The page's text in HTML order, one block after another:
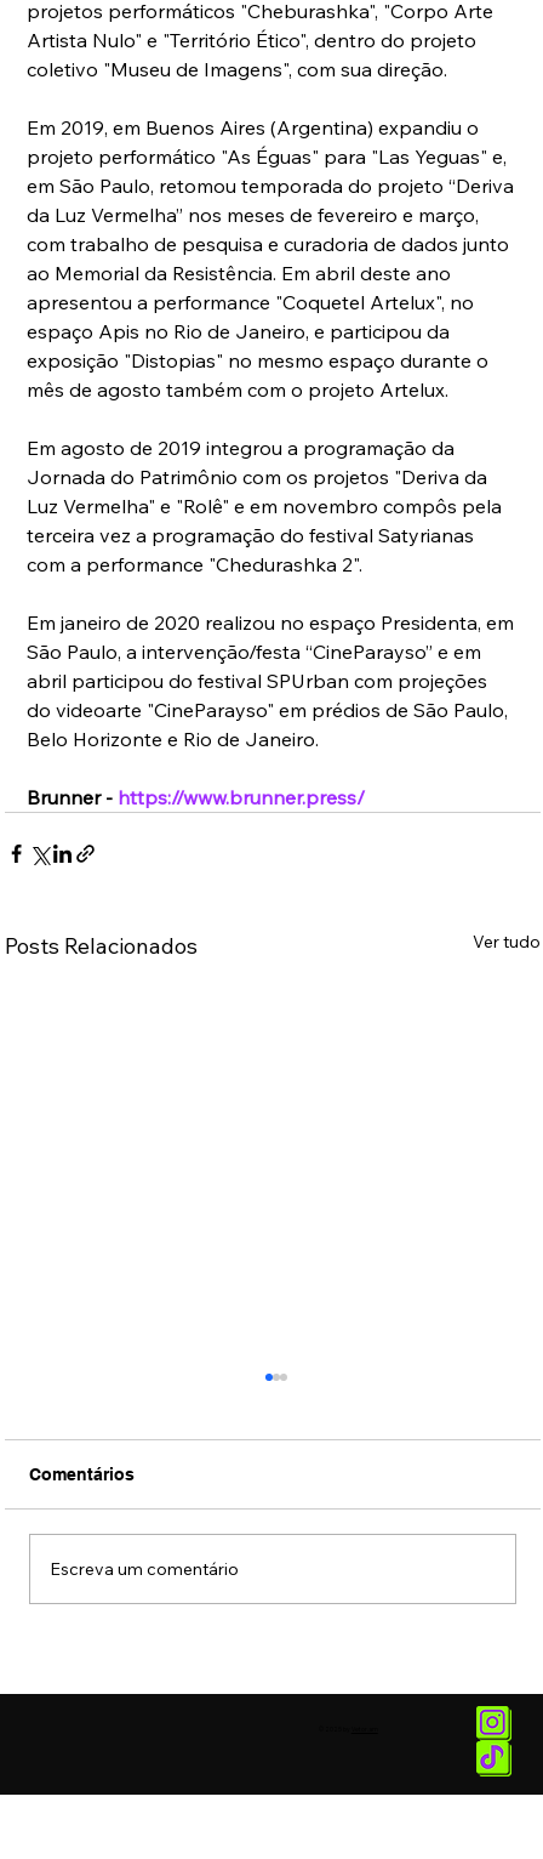
projetos performáticos "Cheburashka", "Corpo Arte
Artista Nulo" e "Território Ético", dentro do projeto
coletivo "Museu de Imagens", com sua direção.
Em 2019, em Buenos Aires (Argentina) expandiu o
projeto performático "As Éguas" para "Las Yeguas" e,
em São Paulo, retomou temporada do projeto “Deriva
da Luz Vermelha” nos meses de fevereiro e março,
com trabalho de pesquisa e curadoria de dados junto
ao Memorial da Resistência. Em abril deste ano
apresentou a performance "Coquetel Artelux", no
espaço Apis no Rio de Janeiro, e participou da
exposição "Distopias" no mesmo espaço durante o
mês de agosto também com o projeto Artelux.
Em agosto de 2019 integrou a programação da
Jornada do Patrimônio com os projetos "Deriva da
Luz Vermelha" e "Rolê" e em novembro compôs pela
terceira vez a programação do festival Satyrianas
com a performance "Chedurashka 2".
Em janeiro de 2020 realizou no espaço Presidenta, em
São Paulo, a intervenção/festa “CineParayso” e em
abril participou do festival SPUrban com projeções
do videoarte "CineParayso" em prédios de São Paulo,
Belo Horizonte e Rio de Janeiro.
Brunner - https://www.brunner.press/
Posts Relacionados Ver tudo
Comentários
Escreva um comentário